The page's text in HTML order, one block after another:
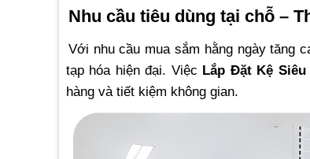
Nhu cầu tiêu dùng tại chỗ –
Với nhu cầu mua sắm hằng ngày tăng
tạp hóa hiện đại. Việc Lắp Đặt Kệ
hàng và tiết kiệm không gian.